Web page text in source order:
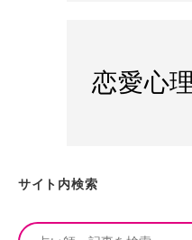
恋愛心
サイト内検索